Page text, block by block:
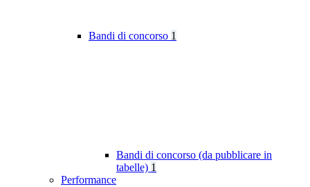
Bandi di concorso 1
Bandi di concorso (da pubblicare in
tabelle) 1
Performance